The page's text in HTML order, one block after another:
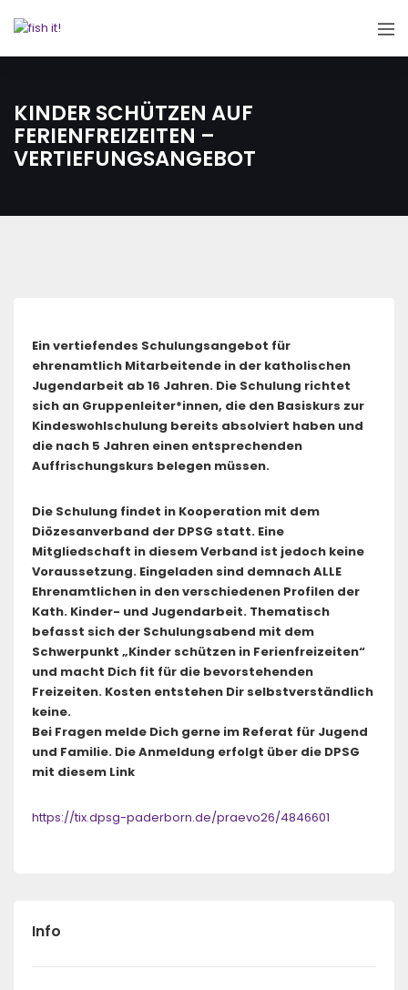
KINDER SCHÜTZEN AUF
FERIENFREIZEITEN –
VERTIEFUNGSANGEBOT
Ein vertiefendes Schulungsangebot für
ehrenamtlich Mitarbeitende in der katholischen
Jugendarbeit ab 16 Jahren. Die Schulung richtet
sich an Gruppenleiter*innen, die den Basiskurs zur
Kindeswohlschulung bereits absolviert haben und
die nach 5 Jahren einen entsprechenden
Auffrischungskurs belegen müssen.
Die Schulung findet in Kooperation mit dem
Diözesanverband der DPSG statt. Eine
Mitgliedschaft in diesem Verband ist jedoch keine
Voraussetzung. Eingeladen sind demnach ALLE
Ehrenamtlichen in den verschiedenen Profilen der
Kath. Kinder- und Jugendarbeit. Thematisch
befasst sich der Schulungsabend mit dem
Schwerpunkt „Kinder schützen in Ferienfreizeiten“
und macht Dich fit für die bevorstehenden
Freizeiten. Kosten entstehen Dir selbstverständlich
keine.
Bei Fragen melde Dich gerne im Referat für Jugend
und Familie. Die Anmeldung erfolgt über die DPSG
mit diesem Link
https://tix.dpsg-paderborn.de/praevo26/4846601
Info